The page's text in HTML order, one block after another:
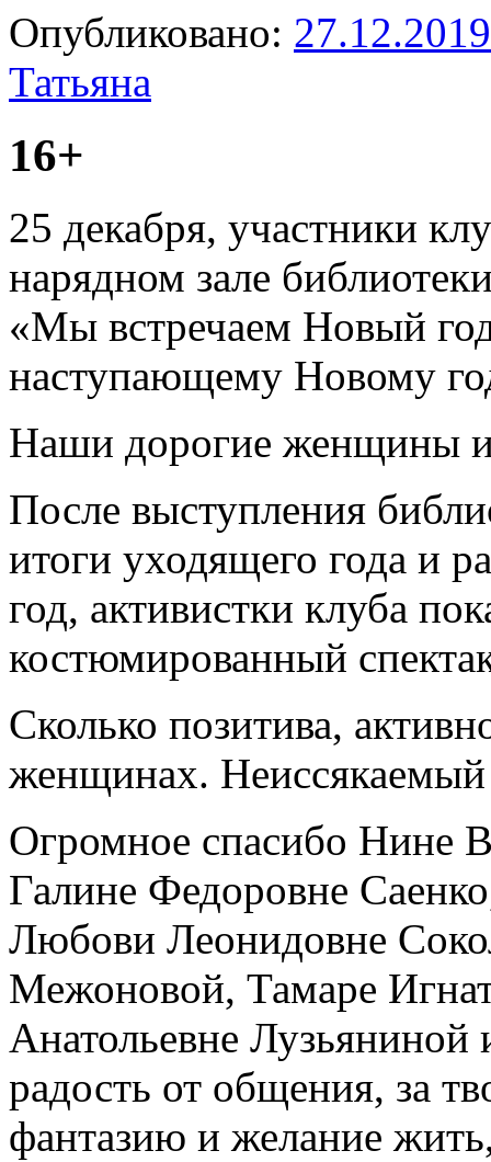
Опубликовано: 27.12.2019
Татьяна
16+
25 декабря, участники
нарядном зале
«Мы встречаем Новый
наступающему Новому
Наши дорогие женщины и
После выступления
итоги уходящего года и
год, активистки клуба
костюмированный
Сколько позитива,
женщинах. Неиссякаемый
Огромное спасибо Нине
Галине Федоровне
Любови Леонидовне
Межоновой, Тамаре
Анатольевне Лузьяниной
радость от общения, за
фантазию и желание